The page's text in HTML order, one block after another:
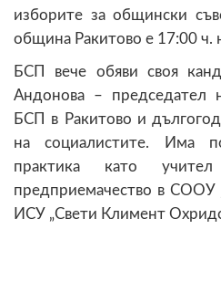
изборите за общински
община Ракитово е 17:00 ч.
БСП вече обяви своя
Андонова – председател
БСП в Ракитово и
на социалистите. Има
практика като
предприемачество в СООУ
ИСУ „Свети Климент